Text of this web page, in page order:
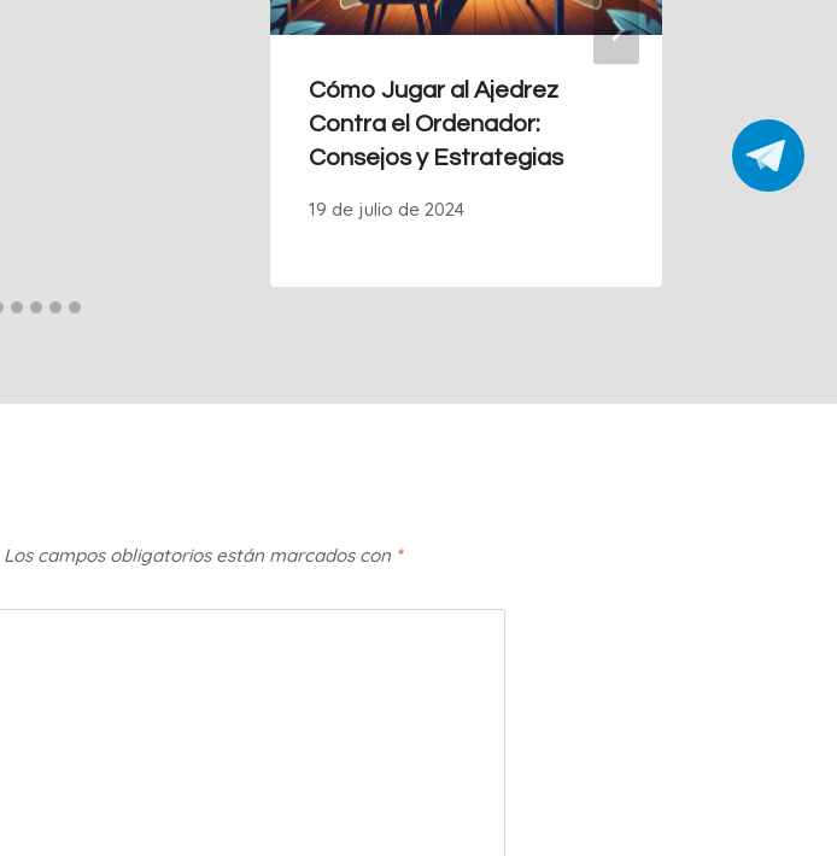
Cómo Jugar al Ajedrez
Contra el Ordenador:
Consejos y Estrategias
19 de julio de 2024
Los campos obligatorios están marcados con *